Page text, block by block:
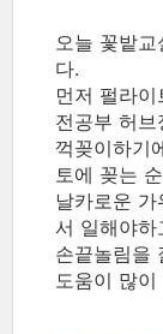
오늘 꽃밭
다.
먼저 펄라
전공부 허
꺽꽂이하기
토에 꽂는
날카로운
서 일해야하
손끝놀림을
도움이 많